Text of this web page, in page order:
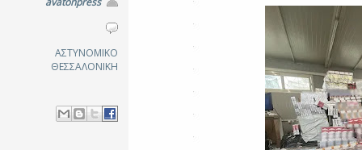
ΑΣΤΥΝΟΜΙΚΟ
ΘΕΣΣΑΛΟΝΙΚΗ